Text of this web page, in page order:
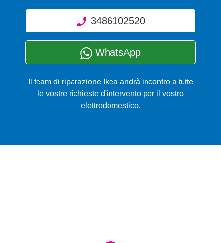
3486102520
WhatsApp
Il team di riparazione Ikea andrà incontro a tutte
le vostre richieste d'intervento per il vostro
elettrodomestico.